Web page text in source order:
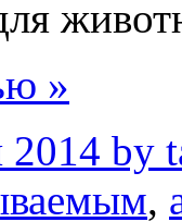
»
by
,